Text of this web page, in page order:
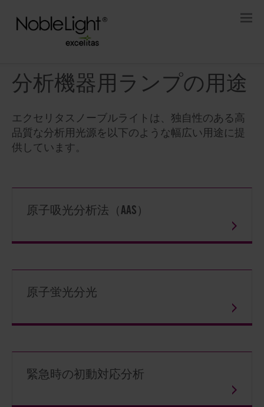
分析機器用ランプの用途
エクセリタスノーブルライトは、独自性のある高
品質な分析用光源を以下のような幅広い用途に提
供しています。
原子吸光分析法（AAS）
原子蛍光分光
緊急時の初動対応分析